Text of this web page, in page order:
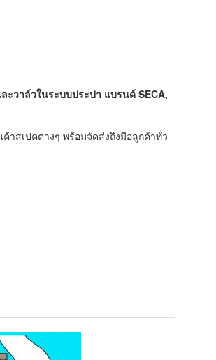
ะวาล์วในระบบประปา แบรนด์ SECA,
สเปคต่างๆ พร้อมจัดส่งถึงมือลูกค้าทั่ว